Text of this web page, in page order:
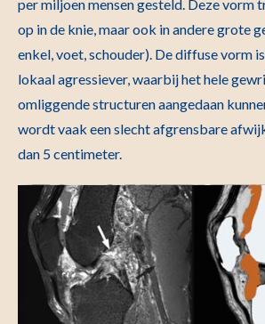
per miljoen mensen gesteld. Deze vorm
op in de knie, maar ook in andere grote
enkel, voet, schouder). De diffuse vorm
lokaal agressiever, waarbij het hele
omliggende structuren aangedaan
wordt vaak een slecht afgrensbare
dan 5 centimeter.